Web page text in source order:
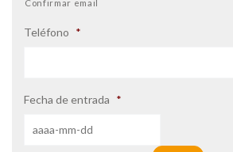
Confirmar email
Teléfono *
Fecha de entrada *